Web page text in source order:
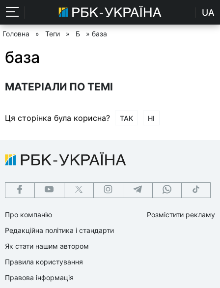
UA
Головна » Теги » Б » база
база
МАТЕРІАЛИ ПО ТЕМІ
Ця сторінка була корисна? ТАК НІ
Про компанію
Редакційна політика і стандарти
Як стати нашим автором
Правила користування
Правова інформація
Розмістити рекламу